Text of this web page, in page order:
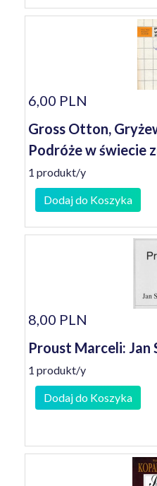
6,00 PLN
Gross Otton,
Podróże w świecie
1 produkt/y
Dodaj do Koszyka
8,00 PLN
Proust Marceli: Jan
1 produkt/y
Dodaj do Koszyka